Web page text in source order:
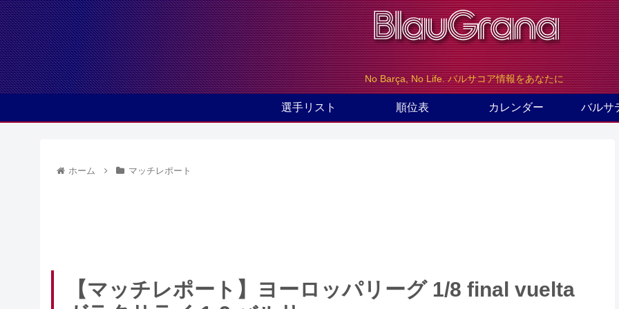
No Barça, No Life. バルサコア情報をあなたに
選手リスト 順位表 カレンダー バルサ
ホーム マッチレポート
【マッチレポート】ヨーロッパリーグ 1/8 final vuelta